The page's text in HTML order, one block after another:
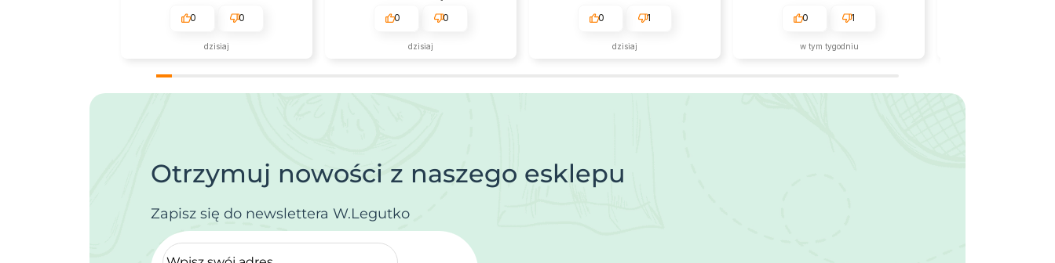
Kuklik
Lędźwian szerokolistny
0 0
dzisiaj
0 0
dzisiaj
0 1
dzisiaj
0 1
w tym tygodniu
Otrzymuj nowości z naszego esklepu
Zapisz się do newslettera W.Legutko